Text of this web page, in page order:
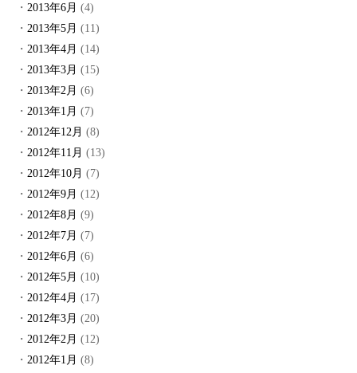
2013年6月 (4)
2013年5月 (11)
2013年4月 (14)
2013年3月 (15)
2013年2月 (6)
2013年1月 (7)
2012年12月 (8)
2012年11月 (13)
2012年10月 (7)
2012年9月 (12)
2012年8月 (9)
2012年7月 (7)
2012年6月 (6)
2012年5月 (10)
2012年4月 (17)
2012年3月 (20)
2012年2月 (12)
2012年1月 (8)